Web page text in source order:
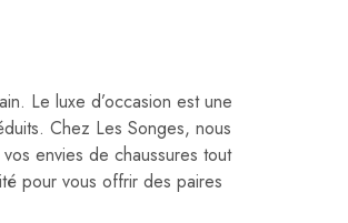
Le luxe d’occasion est une
Chez Les Songes, nous
envies de chaussures tout
pour vous offrir des paires